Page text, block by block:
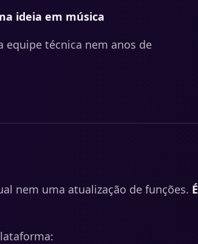
ideia em música
equipe técnica nem anos de
nem uma atualização de funções. É